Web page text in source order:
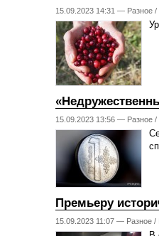
15.09.2023 14:31 — Разное /
15.09.2023 13:56 — Разное /
Премьеру
15.09.2023 11:07 — Разное /